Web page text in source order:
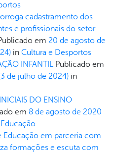
cadastramento dos
e profissionais do setor
em 20 de agosto de
in Cultura e Desportos
INFANTIL Publicado em
de julho de 2024) in
DO ENSINO
em 8 de agosto de 2020
Educação
Educação em parceria com
formações e escuta com